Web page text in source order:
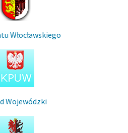
Włocławskiego
Wojewódzki